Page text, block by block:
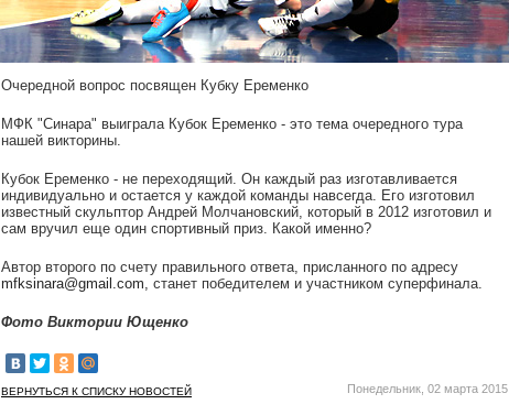
Очередной вопрос посвящен Кубку Еременко
МФК "Синара" выиграла Кубок Еременко - это тема очередного тура
нашей викторины.
Кубок Еременко - не переходящий. Он каждый раз изготавливается
индивидуально и остается у каждой команды навсегда. Его изготовил
известный скульптор Андрей Молчановский, который в 2012 изготовил и
сам вручил еще один спортивный приз. Какой именно?
Автор второго по счету правильного ответа, присланного по адресу
mfksinara@gmail.com, станет победителем и участником суперфинала.
Фото Виктории Ющенко
ВЕРНУТЬСЯ К СПИСКУ НОВОСТЕЙ Понедельник, 02 марта 2015